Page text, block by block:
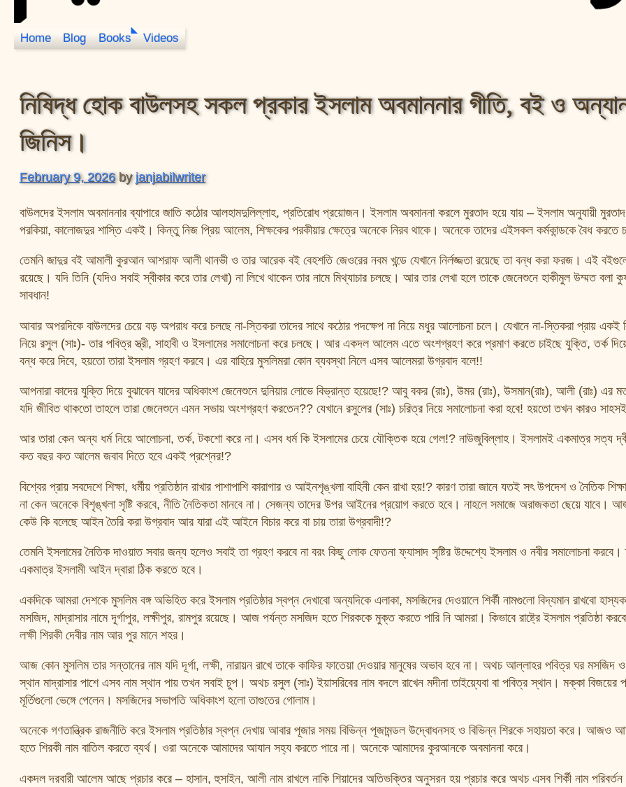
Home Blog Books Videos
নিষিদ্ধ হোক বাউলসহ সকল প্রকার ইসলাম অবমাননার গীতি, বই ও
জিনিস।
February 9, 2026 byjanjabilwriter
বাউলদের ইসলাম অবমাননার ব্যাপারে জাতি কঠোর আলহামদুলিল্লাহ, প্রতিরোধ প্রয়োজন। ইসলাম অবমাননা করলে মুরতাদ হয়ে যায় – ইসলাম অনুযায়ী মুরতাদ,
পরকিয়া, কালোজদুর শাস্তি একই। কিন্তু নিজ প্রিয় আলেম, শিক্ষকের পরকীয়ার ক্ষেত্রে অনেকে নিরব থাকে। অনেকে তাদের এইসকল কর্মকান্ডকে বৈধ করতে
তেমনি জাদুর বই আমালী কুরআন আশরাফ আলী থানভী ও তার আরেক বই বেহশতি জেওরের নবম খন্ডে যেখানে নির্লজ্জতারয়েছে তা বন্ধ করা ফরজ। এই
রয়েছে। যদি তিনি (যদিও সবাই স্বীকার করে তার লেখা) না লিখে থাকেন তার নামে মিথ্যাচার চলছে। আর তার লেখা হলে তাকে জেনেশুনে হাকীমুল উম্মত বলা
সাবধান!
আবার অপরদিকে বাউলদের চেয়ে বড় অপরাধ করে চলছে না-স্তিকরা তাদের সাথে কঠোর পদক্ষেপ না নিয়ে মধুর আলোচনা চলে। যেখানে না-স্তিকরা প্রায় একই
নিয়ে রসুল (সাঃ)- তার পবিত্র স্ত্রী, সাহাবী ও ইসলামের সমালোচনা করে চলছে। আর একদল আলেম এতে অংশগ্রহণ করে প্রমাণ করতে চাইছে যুক্তি, তর্ক
বন্ধ করে দিবে, হয়তো তারা ইসলাম গ্রহণ করবে। এর বাহিরে মুসলিমরা কোন ব্যবস্থা নিলে এসব আলেমরা উগ্রবাদ বলে!!
আপনারা কাদের যুক্তি দিয়ে বুঝাবেন যাদের অধিকাংশ জেনেশুনে দুনিয়ার লোভে বিভ্রান্ত হয়েছে!? আবু বকর (রাঃ), উমর (রাঃ), উসমান(রাঃ), আলী (রাঃ) এর মত
যদি জীবিত থাকতো তাহলে তারা জেনেশুনে এমন সভায় অংশগ্রহণ করতেন?? যেখানে রসুলের (সাঃ) চরিত্র নিয়ে সমালোচনা করা হবে! হয়তো তখন কারও
আর তারা কেন অন্য ধর্ম নিয়ে আলোচনা, তর্ক, টকশো করে না। এসব ধর্ম কি ইসলামের চেয়ে যৌক্তিক হয়ে গেল!? নাউজুবিল্লাহ। ইসলামই একমাত্র সত্য
কত বছর কত আলেম জবাব দিতে হবে একই প্রশ্নের!?
বিশ্বের প্রায় সবদেশে শিক্ষা, ধর্মীয় প্রতিষ্ঠান রাখার পাশাপাশি কারাগার ও আইনশৃঙ্খলা বাহিনী কেন রাখা হয়!? কারণ তারা জানে যতই সৎ উপদেশ ও নৈতিক
না কেন অনেকে বিশৃঙ্খলা সৃষ্টি করবে, নীতি নৈতিকতা মানবে না। সেজন্য তাদের উপর আইনের প্রয়োগ করতে হবে। নাহলে সমাজে অরাজকতা ছেয়ে যাবে।
কেউ কি বলেছে আইন তৈরি করা উগ্রবাদ আর যারা এই আইনে বিচার করে বা চায় তারা উগ্রবাদী!?
তেমনি ইসলামের নৈতিক দাওয়াত সবার জন্য হলেও সবাই তা গ্রহণ করবে না বরং কিছু লোক ফেতনা ফ্যাসাদ সৃষ্টির উদ্দেশ্যে ইসলাম ও নবীর সমালোচনা করবে।
একমাত্র ইসলামী আইন দ্বারা ঠিক করতে হবে।
একদিকে আমরা দেশকে মুসলিম বঙ্গ অভিহিত করে ইসলাম প্রতিষ্ঠার স্বপ্ন দেখাবো অন্যদিকে এলাকা, মসজিদের দেওয়ালে শির্কী নামগুলো বিদ্যমান রাখবো
মসজিদ, মাদ্রাসার নামে দূর্গাপুর, লক্ষীপুর, রামপুর রয়েছে। আজ পর্যন্ত মসজিদ হতে শিরককে মুক্ত করতে পারি নি আমরা। কিভাবে রাষ্ট্রে ইসলাম প্রতিষ্ঠা
লক্ষী শিরকী দেবীর নাম আর পুর মানে শহর।
আজ কোন মুসলিম তার সন্তানের নাম যদি দূর্গা, লক্ষী, নারায়ন রাখে তাকে কাফির ফাতেয়া দেওয়ার মানুষের অভাব হবে না। অথচ আল্লাহর পবিত্র ঘর মসজিদ ও
স্থান মাদ্রাসার পাশে এসব নাম স্থান পায় তখন সবাই চুপ। অথচ রসুল (সাঃ) ইয়াসরিবের নাম বদলে রাখেন মদীনা তাইয়্যেবা বা পবিত্র স্থান। মক্কা বিজয়ের
মূর্তিগুলো ভেঙ্গে পেলেন। মসজিদের সভাপতি অধিকাংশ হলো তাগুতের গোলাম।
অনেকে গণতান্ত্রিক রাজনীতি করে ইসলাম প্রতিষ্ঠার স্বপ্ন দেখায় আবার পূজার সময় বিভিন্ন পূজামন্ডল উদ্বোধনসহ ও বিভিন্ন শিরকে সহায়তা করে। আজও
হতে শিরকী নাম বাতিল করতে ব্যর্থ। ওরা অনেকে আমাদের আযান সহ্য করতে পারে না। অনেকে আমাদের কুরআনকে অবমাননা করে।
একদল দরবারী আলেম আছে প্রচার করে – হাসান, হুসাইন, আলী নাম রাখলে নাকি শিয়াদের অতিভক্তির অনুসরন হয় প্রচার করে অথচ এসব শির্কী নাম